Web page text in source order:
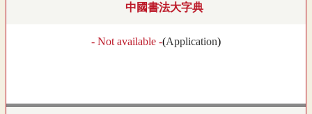
中國書法大字典
- Not available -(Application)